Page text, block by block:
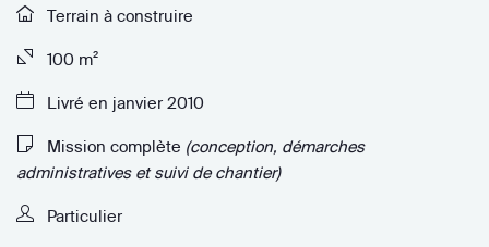
Terrain à construire
100 m²
Livré en janvier 2010
Mission complète (conception, démarches
administratives et suivi de chantier)
Particulier